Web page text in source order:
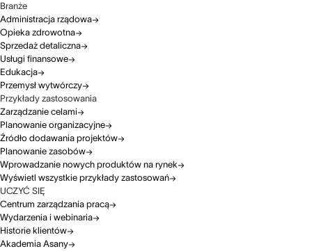
Branże
Administracja rządowa
Opieka zdrowotna
Sprzedaż detaliczna
Usługi finansowe
Edukacja
Przemysł wytwórczy
Przykłady zastosowania
Zarządzanie celami
Planowanie organizacyjne
Źródło dodawania projektów
Planowanie zasobów
Wprowadzanie nowych produktów na rynek
Wyświetl wszystkie przykłady zastosowań
UCZYĆ SIĘ
Centrum zarządzania pracą
Wydarzenia i webinaria
Historie klientów
Akademia Asany